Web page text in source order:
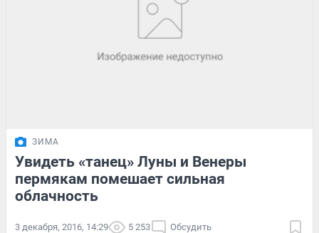
ЗИМА
Увидеть «танец» Луны и Венеры
пермякам помешает сильная
облачность
3 декабря, 2016, 14:29 5 253 Обсудить